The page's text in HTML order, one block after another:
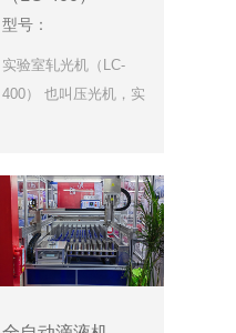
型号：
实验室轧光机（LC-
400） 也叫压光机，实
料表面处理的实…